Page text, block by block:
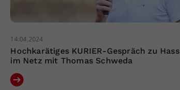
14.04.2024
Hochkarätiges KURIER-Gespräch zu Hass
im Netz mit Thomas Schweda